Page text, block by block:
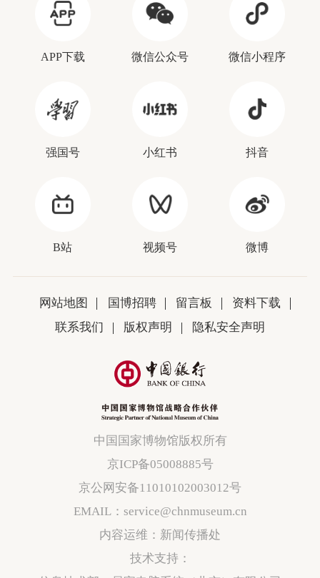
APP下载 微信公众号 微信小程序
强国号 小红书 抖音
B站 视频号 微博
网站地图 国博招聘 留言板
资料下载
联系我们
版权声明 隐私安全声明
中国国家博物馆版权所有
京ICP备05008885号
京公网安备11010102003012号
EMAIL：service@chnmuseum.cn
内容运维：新闻传播处
技术支持：